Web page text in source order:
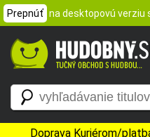
Prepnúť na desktopovú verziu
Doprava Kuriérom/